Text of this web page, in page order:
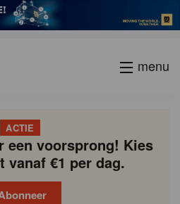
menu
ACTIE
een voorsprong! Kies
vanaf €1 per dag.